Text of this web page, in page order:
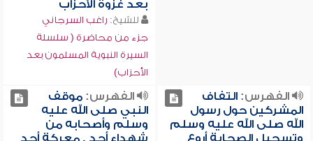
بعد غزوة الأحزاب
للشيخ: راغب السرجاني
جزء من محاضرة ( سلسلة
السيرة النبوية المسلمون بعد
الأحزاب)
الفهرس:التفاف
المشركين حول رسول
الله صلى الله عليه وسلم
وتسجيل الصحابة أروع
الفهرس:موقف
النبي صلى الله عليه
وسلم وأصحابه من
شهداء أحد , معركة أحد